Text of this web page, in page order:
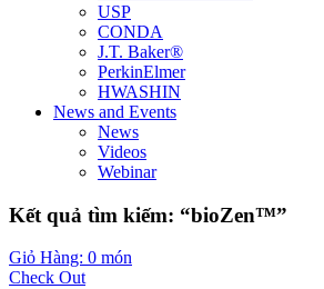
USP
CONDA
J.T. Baker®
PerkinElmer
HWASHIN
News and Events
News
Videos
Webinar
Kết quả tìm kiếm: “bioZen™”
Giỏ Hàng: 0 món
Check Out